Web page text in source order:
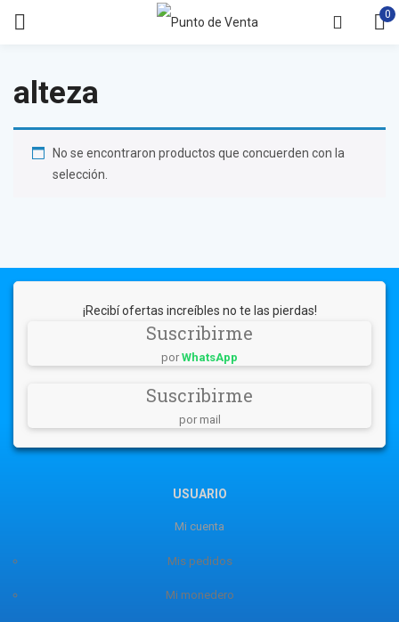
0
alteza
No se encontraron productos que concuerden con la
selección.
¡Recibí ofertas increíbles no te las pierdas!
Suscribirme
por WhatsApp
Suscribirme
por mail
USUARIO
Mi cuenta
Mis pedidos
Mi monedero